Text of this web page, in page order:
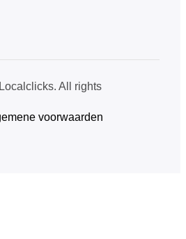
All rights
voorwaarden